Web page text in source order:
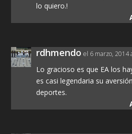
lo quiero.!
rdhmendo el 6 marzo, 2014
Lo gracioso es que EA los
es casi legendaria su
deportes.